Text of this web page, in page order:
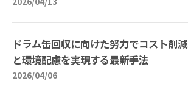
ドラム缶回収に向けた努力でコスト削減
と環境配慮を実現する最新手法
2026/04/06